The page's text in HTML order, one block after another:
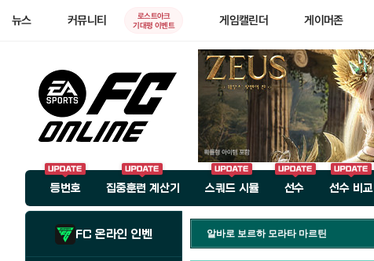
뉴스 커뮤니티
로스트아크
기대평 이벤트
게임캘린더 게이머존
등번호 집중훈련 계산기 스쿼드 시뮬 선수 선수 비교
FC 온라인 인벤 알바로 보르하 모라타 마르틴